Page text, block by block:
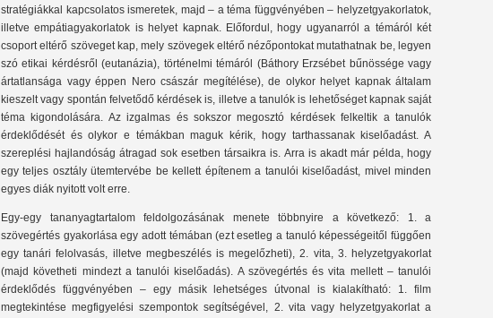
stratégiákkal kapcsolatos ismeretek, majd – a téma függvényében – helyzetgyakorlatok,
illetve empátiagyakorlatok is helyet kapnak. Előfordul, hogy ugyanarról a témáról két
csoport eltérő szöveget kap, mely szövegek eltérő nézőpontokat mutathatnak be, legyen
szó etikai kérdésről (eutanázia), történelmi témáról (Báthory Erzsébet bűnössége vagy
ártatlansága vagy éppen Nero császár megítélése), de olykor helyet kapnak általam
kieszelt vagy spontán felvetődő kérdések is, illetve a tanulók is lehetőséget kapnak saját
téma kigondolására. Az izgalmas és sokszor megosztó kérdések felkeltik a tanulók
érdeklődését és olykor e témákban maguk kérik, hogy tarthassanak kiselőadást. A
szereplési hajlandóság átragad sok esetben társaikra is. Arra is akadt már példa, hogy
egy teljes osztály ütemtervébe be kellett építenem a tanulói kiselőadást, mivel minden
egyes diák nyitott volt erre.
Egy-egy tananyagtartalom feldolgozásának menete többnyire a következő: 1. a
szövegértés gyakorlása egy adott témában (ezt esetleg a tanuló képességeitől függően
egy tanári felolvasás, illetve megbeszélés is megelőzheti), 2. vita, 3. helyzetgyakorlat
(majd követheti mindezt a tanulói kiselőadás). A szövegértés és vita mellett – tanulói
érdeklődés függvényében – egy másik lehetséges útvonal is kialakítható: 1. film
megtekintése megfigyelési szempontok segítségével, 2. vita vagy helyzetgyakorlat a